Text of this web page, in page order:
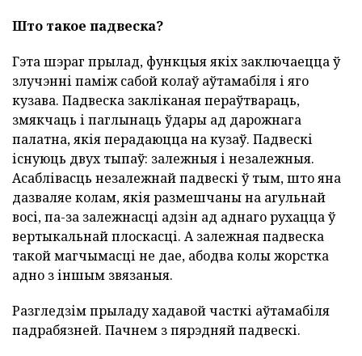
Што такое падвеска?
Гэта шэраг прылад, функцыя якіх заключаецца ў
злучэнні паміж сабой колаў аўтамабіля і яго
кузава. Падвеска закліканая пераўтвараць,
змякчаць і паглынаць ўдары ад дарожнага
палатна, якія перадаюцца на кузаў. Падвескі
існуюць двух тыпаў: залежныя і незалежныя.
Асаблівасць незалежнай падвескі ў тым, што яна
дазваляе колам, якія размешчаны на агульнай
восі, па-за залежнасці адзін ад аднаго рухацца ў
вертыкальнай плоскасці. А залежная падвеска
такой магчымасці не дае, абодва колы жорстка
адно з іншым звязаныя.
Разгледзім прыладу хадавой часткі аўтамабіля
падрабязней. Пачнем з пярэдняй падвескі.